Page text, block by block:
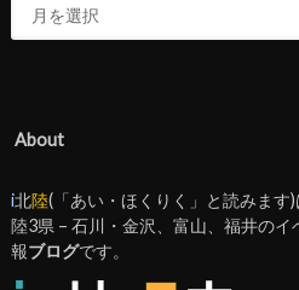
About
i北陸(「あい・ほくりく」と読みま
陸3県 – 石川・金沢、富山、福井の
報ブログです。